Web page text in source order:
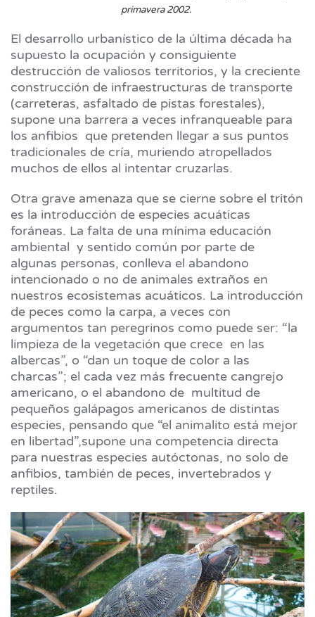
primavera 2002.
El desarrollo urbanístico de la última década ha
supuesto la ocupación y consiguiente
destrucción de valiosos territorios, y la creciente
construcción de infraestructuras de transporte
(carreteras, asfaltado de pistas forestales),
supone una barrera a veces infranqueable para
los anfibios que pretenden llegar a sus puntos
tradicionales de cría, muriendo atropellados
muchos de ellos al intentar cruzarlas.
Otra grave amenaza que se cierne sobre el tritón
es la introducción de especies acuáticas
foráneas. La falta de una mínima educación
ambiental y sentido común por parte de
algunas personas, conlleva el abandono
intencionado o no de animales extraños en
nuestros ecosistemas acuáticos. La introducción
de peces como la carpa, a veces con
argumentos tan peregrinos como puede ser: “la
limpieza de la vegetación que crece en las
albercas”, o “dan un toque de color a las
charcas”; el cada vez más frecuente cangrejo
americano, o el abandono de multitud de
pequeños galápagos americanos de distintas
especies, pensando que “el animalito está mejor
en libertad”,supone una competencia directa
para nuestras especies autóctonas, no solo de
anfibios, también de peces, invertebrados y
reptiles.